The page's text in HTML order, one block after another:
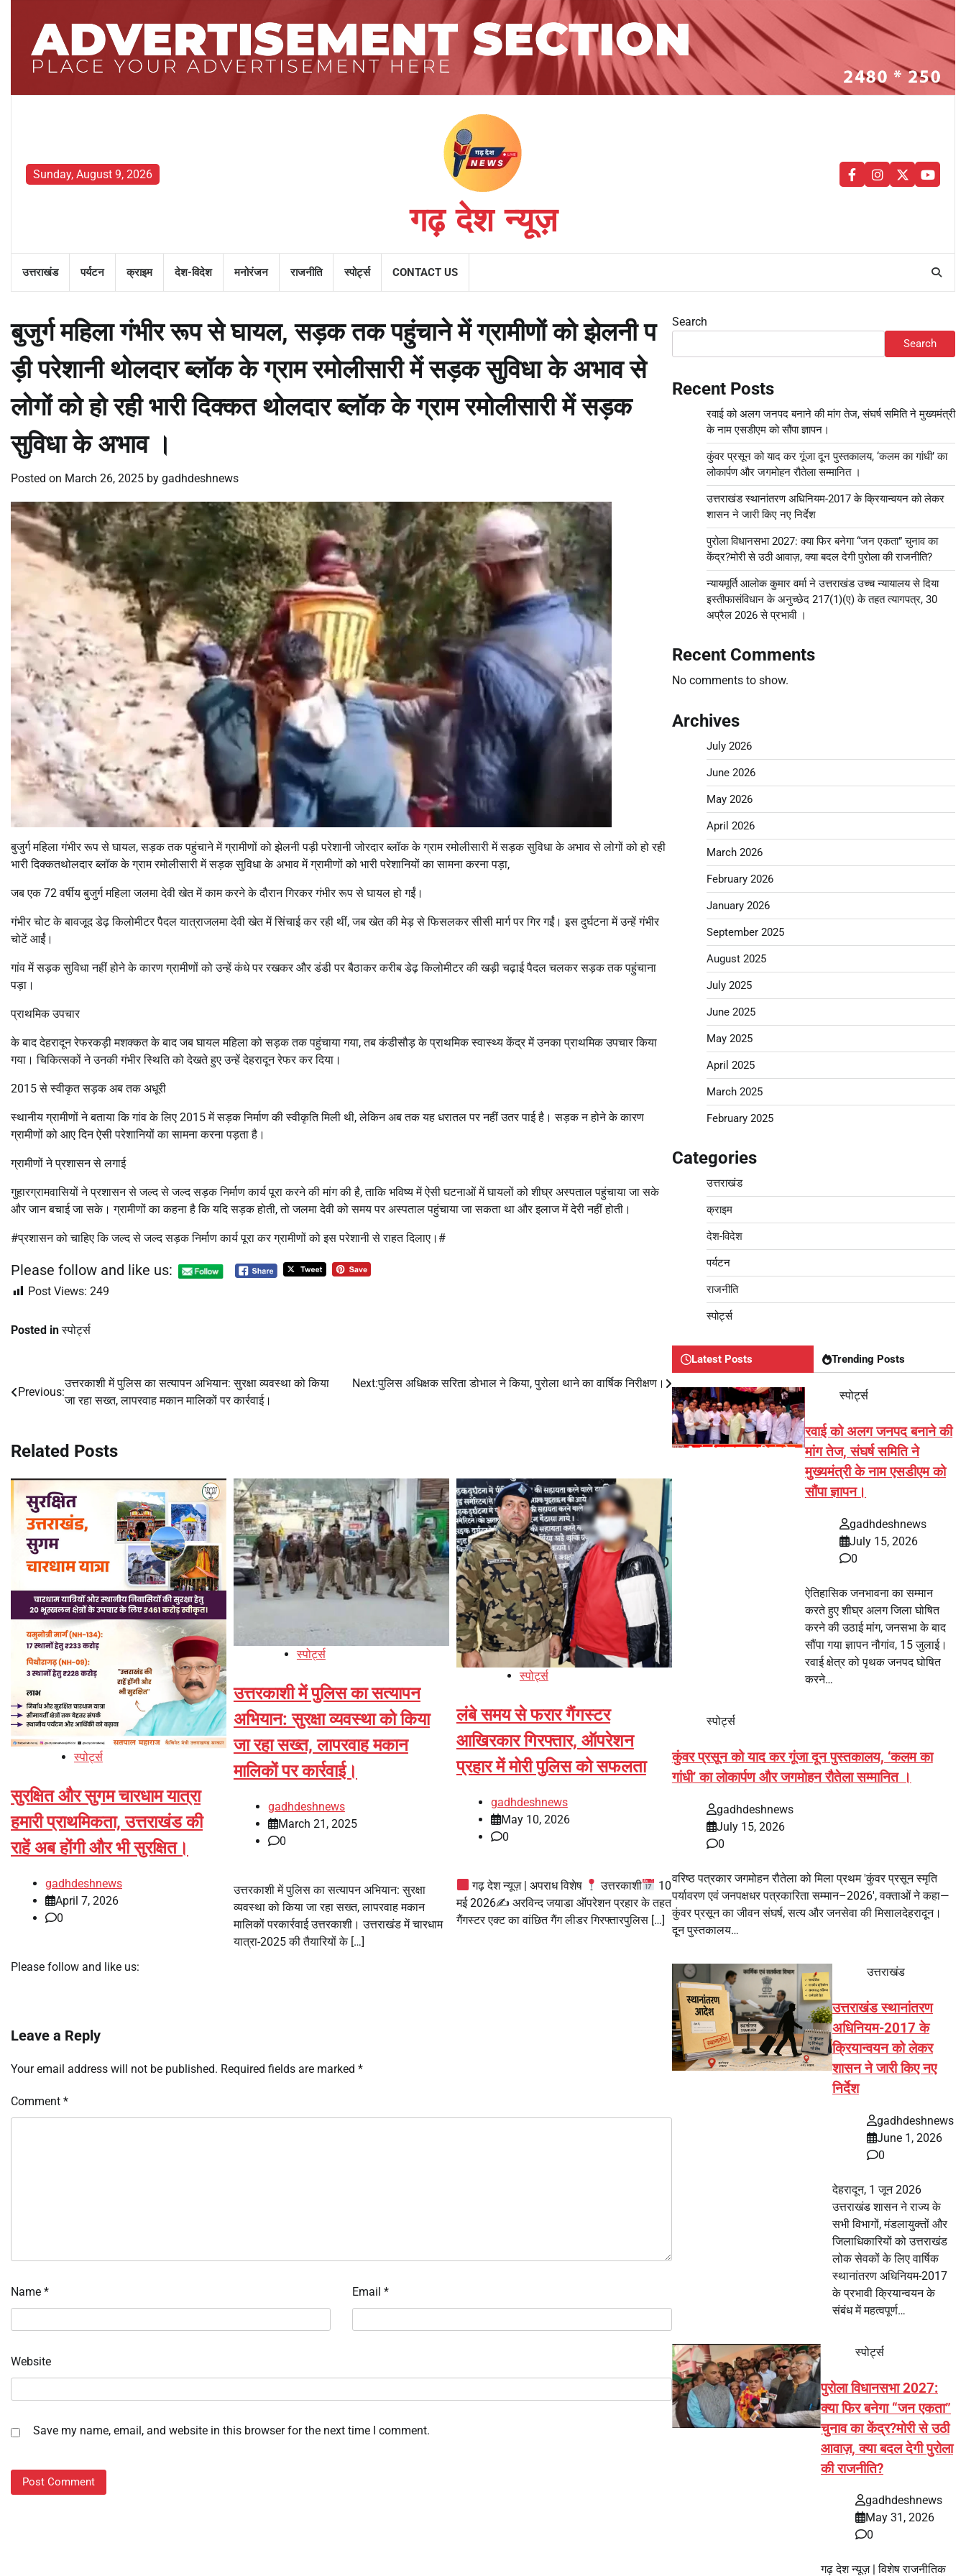
content
Sunday, August 9, 2026
गढ़ देश न्यूज़
facebookinstagram
twitter
उत्तराखंड पर्यटन क्राइम देश-विदेश मनोरंजन राजनीति स्पोर्ट्स CONTACT US
बुजुर्ग महिला गंभीर रूप से घायल, सड़क तक पहुंचाने में ग्रामीणों को झेलनी प
ड़ी परेशानी थोलदार ब्लॉक के ग्राम रमोलीसारी में सड़क सुविधा के अभाव से
लोगों को हो रही भारी दिक्कत थोलदार ब्लॉक के ग्राम रमोलीसारी में सड़क
सुविधा के अभाव ।
Posted on March 26, 2025 by gadhdeshnews
बुजुर्ग महिला गंभीर रूप से घायल, सड़क तक पहुंचाने में ग्रामीणों को झेलनी पड़ी परेशानी जोरदार ब्लॉक के ग्राम रमोलीसारी में सड़क सुविधा के अभाव से लोगों को हो रही
भारी दिक्कतथोलदार ब्लॉक के ग्राम रमोलीसारी में सड़क सुविधा के अभाव में ग्रामीणों को भारी परेशानियों का सामना करना पड़ा,
जब एक 72 वर्षीय बुजुर्ग महिला जलमा देवी खेत में काम करने के दौरान गिरकर गंभीर रूप से घायल हो गईं।
गंभीर चोट के बावजूद डेढ़ किलोमीटर पैदल यात्राजलमा देवी खेत में सिंचाई कर रही थीं, जब खेत की मेड़ से फिसलकर सीसी मार्ग पर गिर गईं। इस दुर्घटना में उन्हें गंभीर
चोटें आईं।
गांव में सड़क सुविधा नहीं होने के कारण ग्रामीणों को उन्हें कंधे पर रखकर और डंडी पर बैठाकर करीब डेढ़ किलोमीटर की खड़ी चढ़ाई पैदल चलकर सड़क तक पहुंचाना
पड़ा।
प्राथमिक उपचार
के बाद देहरादून रेफरकड़ी मशक्कत के बाद जब घायल महिला को सड़क तक पहुंचाया गया, तब कंडीसौड़ के प्राथमिक स्वास्थ्य केंद्र में उनका प्राथमिक उपचार किया
गया। चिकित्सकों ने उनकी गंभीर स्थिति को देखते हुए उन्हें देहरादून रेफर कर दिया।
2015 से स्वीकृत सड़क अब तक अधूरी
स्थानीय ग्रामीणों ने बताया कि गांव के लिए 2015 में सड़क निर्माण की स्वीकृति मिली थी, लेकिन अब तक यह धरातल पर नहीं उतर पाई है। सड़क न होने के कारण
ग्रामीणों को आए दिन ऐसी परेशानियों का सामना करना पड़ता है।
ग्रामीणों ने प्रशासन से लगाई
गुहारग्रामवासियों ने प्रशासन से जल्द से जल्द सड़क निर्माण कार्य पूरा करने की मांग की है, ताकि भविष्य में ऐसी घटनाओं में घायलों को शीघ्र अस्पताल पहुंचाया जा सके
और जान बचाई जा सके। ग्रामीणों का कहना है कि यदि सड़क होती, तो जलमा देवी को समय पर अस्पताल पहुंचाया जा सकता था और इलाज में देरी नहीं होती।
#प्रशासन को चाहिए कि जल्द से जल्द सड़क निर्माण कार्य पूरा कर ग्रामीणों को इस परेशानी से राहत दिलाए।#
Please follow and like us:
Post Views: 249
Posted inस्पोर्ट्स
Post
Previous:
उत्तरकाशी में पुलिस का सत्यापन अभियान: सुरक्षा व्यवस्था को किया
जा रहा सख्त, लापरवाह मकान मालिकों पर कार्रवाई।
Next:पुलिस अधिक्षक सरिता डोभाल ने किया, पुरोला थाने का वार्षिक निरीक्षण।
Related Posts
स्पोर्ट्स
सुरक्षित और सुगम चारधाम यात्रा
हमारी प्राथमिकता, उत्तराखंड की
राहें अब होंगी और भी सुरक्षित।
gadhdeshnews
April 7, 2026
0
Please follow and like us:
स्पोर्ट्स
उत्तरकाशी में पुलिस का सत्यापन
अभियान: सुरक्षा व्यवस्था को किया
जा रहा सख्त, लापरवाह मकान
मालिकों पर कार्रवाई।
gadhdeshnews
March 21, 2025
0
उत्तरकाशी में पुलिस का सत्यापन अभियान: सुरक्षा
व्यवस्था को किया जा रहा सख्त, लापरवाह मकान
मालिकों परकार्रवाई उत्तरकाशी। उत्तराखंड में चारधाम
यात्रा-2025 की तैयारियों के […]
स्पोर्ट्स
लंबे समय से फरार गैंगस्टर
आखिरकार गिरफ्तार, ऑपरेशन
प्रहार में मोरी पुलिस को सफलता
gadhdeshnews
May 10, 2026
0
गढ़ देश न्यूज़ | अपराध विशेष उत्तरकाशी
10
मई 2026✍ अरविन्द जयाडा ऑपरेशन प्रहार के तहत
गैंगस्टर एक्ट का वांछित गैंग लीडर गिरफ्तारपुलिस […]
Leave a Reply
Your email address will not be published. Required fields are marked *
Comment *
Name * Email *
Website
Save my name, email, and website in this browser for the next time I comment.
Search
Search
Recent Posts
रवाई को अलग जनपद बनाने की मांग तेज, संघर्ष समिति ने मुख्यमंत्री
के नाम एसडीएम को सौंपा ज्ञापन।
कुंवर प्रसून को याद कर गूंजा दून पुस्तकालय, ‘कलम का गांधी’ का
लोकार्पण और जगमोहन रौतेला सम्मानित ।
उत्तराखंड स्थानांतरण अधिनियम-2017 के क्रियान्वयन को लेकर
शासन ने जारी किए नए निर्देश
पुरोला विधानसभा 2027: क्या फिर बनेगा “जन एकता” चुनाव का
केंद्र?मोरी से उठी आवाज़, क्या बदल देगी पुरोला की राजनीति?
न्यायमूर्ति आलोक कुमार वर्मा ने उत्तराखंड उच्च न्यायालय से दिया
इस्तीफासंविधान के अनुच्छेद 217(1)(ए) के तहत त्यागपत्र, 30
अप्रैल 2026 से प्रभावी ।
Recent Comments
No comments to show.
Archives
July 2026
June 2026
May 2026
April 2026
March 2026
February 2026
January 2026
September 2025
August 2025
July 2025
June 2025
May 2025
April 2025
March 2025
February 2025
Categories
उत्तराखंड
क्राइम
देश-विदेश
पर्यटन
राजनीति
स्पोर्ट्स
Latest Posts Trending Posts
स्पोर्ट्स
रवाई को अलग जनपद बनाने की
मांग तेज, संघर्ष समिति ने
मुख्यमंत्री के नाम एसडीएम को
सौंपा ज्ञापन।
gadhdeshnews
July 15, 2026
0
ऐतिहासिक जनभावना का सम्मान
करते हुए शीघ्र अलग जिला घोषित
करने की उठाई मांग, जनसभा के बाद
सौंपा गया ज्ञापन नौगांव, 15 जुलाई।
रवाई क्षेत्र को पृथक जनपद घोषित
करने…
स्पोर्ट्स
कुंवर प्रसून को याद कर गूंजा दून पुस्तकालय, ‘कलम का
गांधी’ का लोकार्पण और जगमोहन रौतेला सम्मानित ।
gadhdeshnews
July 15, 2026
0
वरिष्ठ पत्रकार जगमोहन रौतेला को मिला प्रथम 'कुंवर प्रसून स्मृति
पर्यावरण एवं जनपक्षधर पत्रकारिता सम्मान–2026', वक्ताओं ने कहा—
कुंवर प्रसून का जीवन संघर्ष, सत्य और जनसेवा की मिसालदेहरादून।
दून पुस्तकालय…
उत्तराखंड
उत्तराखंड स्थानांतरण
अधिनियम-2017 के
क्रियान्वयन को लेकर
शासन ने जारी किए नए
निर्देश
gadhdeshnews
June 1, 2026
0
देहरादून, 1 जून 2026
उत्तराखंड शासन ने राज्य के
सभी विभागों, मंडलायुक्तों और
जिलाधिकारियों को उत्तराखंड
लोक सेवकों के लिए वार्षिक
स्थानांतरण अधिनियम-2017
के प्रभावी क्रियान्वयन के
संबंध में महत्वपूर्ण…
स्पोर्ट्स
पुरोला विधानसभा 2027:
क्या फिर बनेगा “जन एकता”
चुनाव का केंद्र?मोरी से उठी
आवाज़, क्या बदल देगी पुरोला
की राजनीति?
gadhdeshnews
May 31, 2026
0
गढ़ देश न्यूज़ | विशेष राजनीतिक